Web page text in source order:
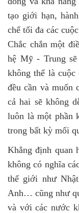
tạo giới hạn,
chế tối đa các
Chắc chắn một
hệ Mỹ - Trung
không thể là
đều cần và muốn
cả hai sẽ không
luôn là một phần
trong bất kỳ mối
Khẳng định quan
không có nghĩa
thế giới như
Anh… cũng như
và với các nước